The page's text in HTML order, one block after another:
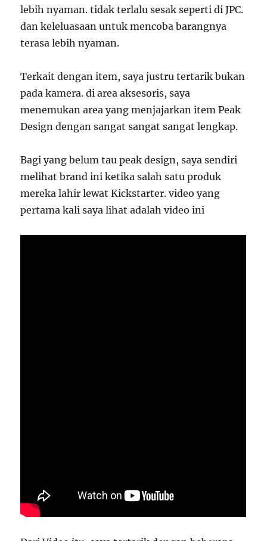
lebih nyaman. tidak terlalu sesak seperti di JPC.
dan keleluasaan untuk mencoba barangnya
terasa lebih nyaman.
Terkait dengan item, saya justru tertarik bukan
pada kamera. di area aksesoris, saya
menemukan area yang menjajarkan item Peak
Design dengan sangat sangat sangat lengkap.
Bagi yang belum tau peak design, saya sendiri
melihat brand ini ketika salah satu produk
mereka lahir lewat Kickstarter. video yang
pertama kali saya lihat adalah video ini